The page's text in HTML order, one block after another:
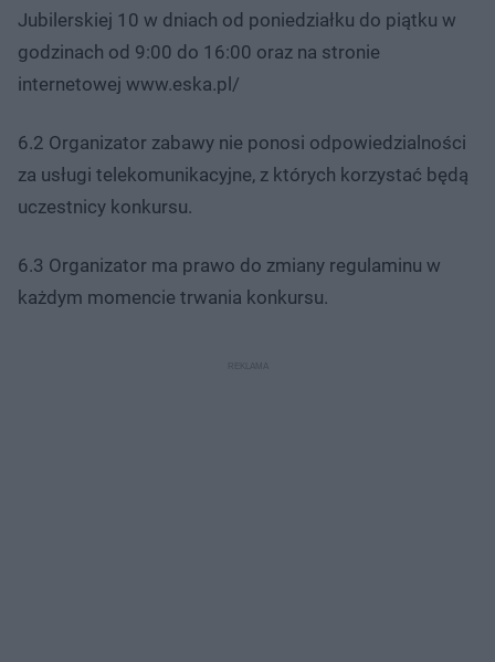
Jubilerskiej 10 w dniach od poniedziałku do piątku w
godzinach od 9:00 do 16:00 oraz na stronie
internetowej www.eska.pl/
6.2 Organizator zabawy nie ponosi odpowiedzialności
za usługi telekomunikacyjne, z których korzystać będą
uczestnicy konkursu.
6.3 Organizator ma prawo do zmiany regulaminu w
każdym momencie trwania konkursu.